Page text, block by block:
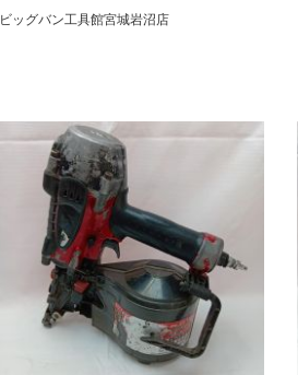
ビッグバン工具館宮城岩沼店